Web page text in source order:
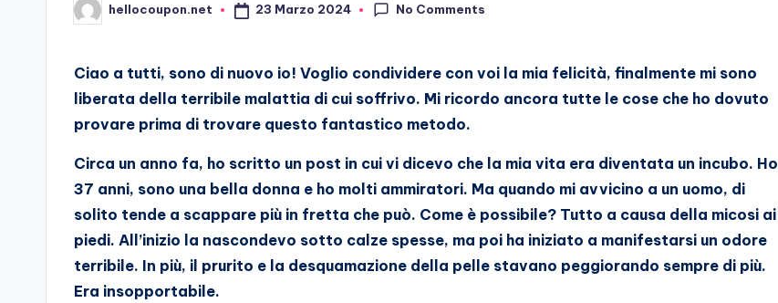
Posted
by
hellocoupon.net 23 Marzo 2024 No Comments
Ciao a tutti, sono di nuovo io! Voglio condividere con voi la mia felicità, finalmente mi sono
liberata della terribile malattia di cui soffrivo. Mi ricordo ancora tutte le cose che ho dovuto
provare prima di trovare questo fantastico metodo.
Circa un anno fa, ho scritto un post in cui vi dicevo che la mia vita era diventata un incubo. Ho
37 anni, sono una bella donna e ho molti ammiratori. Ma quando mi avvicino a un uomo, di
solito tende a scappare più in fretta che può. Come è possibile? Tutto a causa della micosi ai
piedi. All’inizio la nascondevo sotto calze spesse, ma poi ha iniziato a manifestarsi un odore
terribile. In più, il prurito e la desquamazione della pelle stavano peggiorando sempre di più.
Era insopportabile.